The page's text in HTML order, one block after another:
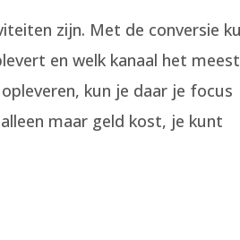
zijn. Met de conversie
en welk kanaal het
kun je daar je focus
maar geld kost, je kunt